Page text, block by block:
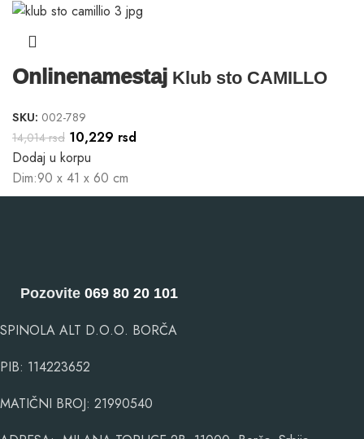
Onlinenamestaj Klub sto CAMILLO
SKU: 002-789
14,014rsd 10,229 rsd
Dodaj u korpu
Dim:90 x 41 x 60 cm
Pozovite 069 80 20 101
SPINOLA ALT D.O.O. BORČA
PIB: 114223652
MATIČNI BROJ: 21990540